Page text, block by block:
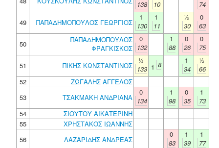
138 10
74
49
ΠΑΠΑΔΗΜΟΠΟΥΛΟΣ ΓΕΩΡΓΙΟΣ
1
130
1
11
½
30
0
63
50
ΠΑΠΑΔΗΜΟΠΟΥΛΟΣ
ΦΡΑΓΚΙΣΚΟΣ
0
132
1
88
0
26
0
75
51
ΠΙΚΗΣ ΚΩΝΣΤΑΝΤΙΝΟΣ
½
133 1 8
1
34
½
66
52
ΖΩΓΑΛΗΣ ΑΓΓΕΛΟΣ
53
ΤΣΑΚΜΑΚΗ ΑΝΔΡΙΑΝΑ
0
134
1
98
0
35
1
73
54
ΣΙΟΥΤΟΥ ΑΙΚΑΤΕΡΙΝΗ
55
ΧΡΗΣΤΑΚΟΣ ΙΩΑΝΝΗΣ
56
ΛΑΖΑΡΙΔΗΣ ΑΝΔΡΕΑΣ
0
83
1
39
1
77